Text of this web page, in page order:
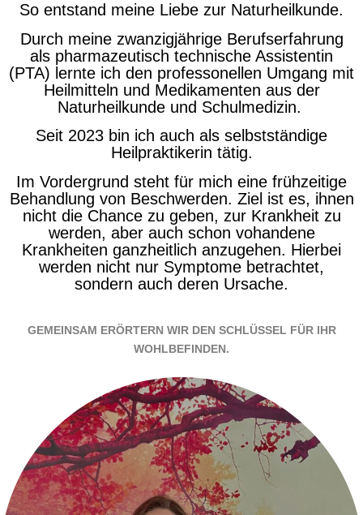
So entstand meine Liebe zur Naturheilkunde.
Durch meine zwanzigjährige Berufserfahrung
als pharmazeutisch technische Assistentin
(PTA) lernte ich den professonellen Umgang mit
Heilmitteln und Medikamenten aus der
Naturheilkunde und Schulmedizin.
Seit 2023 bin ich auch als selbstständige
Heilpraktikerin tätig.
Im Vordergrund steht für mich eine frühzeitige
Behandlung von Beschwerden. Ziel ist es, ihnen
nicht die Chance zu geben, zur Krankheit zu
werden, aber auch schon vohandene
Krankheiten ganzheitlich anzugehen. Hierbei
werden nicht nur Symptome betrachtet,
sondern auch deren Ursache.
GEMEINSAM ERÖRTERN WIR DEN SCHLÜSSEL FÜR IHR
WOHLBEFINDEN.